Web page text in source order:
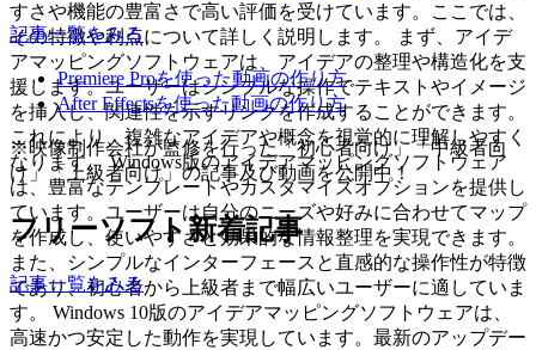
すさや機能の豊富さで高い評価を受けています。ここでは、
その特徴や利点について詳しく説明します。 まず、アイデ
アマッピングソフトウェアは、アイデアの整理や構造化を支
援します。ユーザーはシンプルな操作でテキストやイメージ
を挿入し、関連性を示すリンクを作成することができます。
これにより、複雑なアイデアや概念を視覚的に理解しやすく
なります。 Windows版のアイデアマッピングソフトウェア
は、豊富なテンプレートやカスタマイズオプションを提供し
ています。ユーザーは自分のニーズや好みに合わせてマップ
を作成し、使いやすさと効果的な情報整理を実現できます。
また、シンプルなインターフェースと直感的な操作性が特徴
であり、初心者から上級者まで幅広いユーザーに適していま
す。 Windows 10版のアイデアマッピングソフトウェアは、
高速かつ安定した動作を実現しています。最新のアップデー
記事一覧をみる
Premiere Proを使った動画の作り方
After Effectsを使った動画の作り方
※映像制作会社が監修を行った「初心者向け」「中級者向
け」「上級者向け」の記事及び動画を公開中！
フリーソフト新着記事
記事一覧をみる